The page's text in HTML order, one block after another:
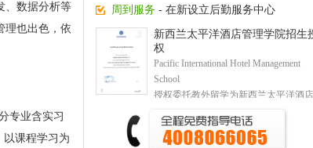
、数据分析等
理也出色，依
专业含实习
以课程学习为
周到服务 - 在新设立后勤服务中心